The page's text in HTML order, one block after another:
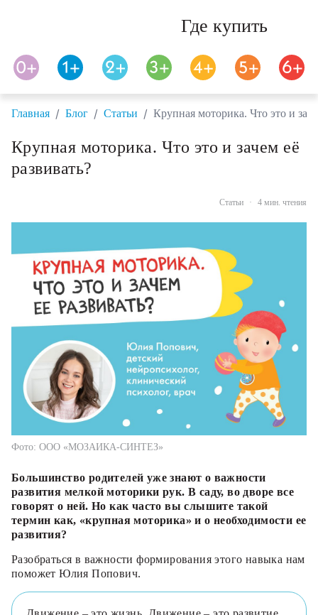
Где купить
Главная / Блог / Статьи / Крупная моторика. Что это и
Крупная моторика. Что это и зачем её
развивать?
Статьи · 4 мин. чтения
Фото: ООО «МОЗАИКА-СИНТЕЗ»
Большинство родителей уже знают о важности
развития мелкой моторики рук. В саду, во дворе все
говорят о ней. Но как часто вы слышите такой
термин как, «крупная моторика» и о необходимости ее
развития?
Разобраться в важности формирования этого навыка нам
поможет Юлия Попович.